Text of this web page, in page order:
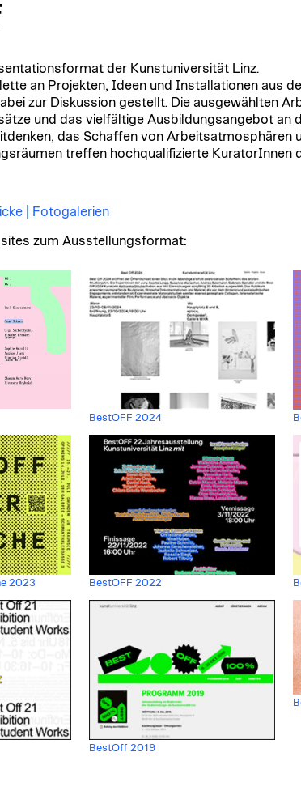
der Kunstuniversität Linz.
an Projekten, Ideen und Installationen aus
zur Diskussion gestellt. Die ausgewählten
und das vielfältige Ausbildungsangebot an
das Schaffen von Arbeitsatmosphären
treffen hochqualifizierte KuratorInnen
| Fotogalerien
zum Ausstellungsformat:
BestOFF 2024
2023 BestOFF 2022
BestOff 2019